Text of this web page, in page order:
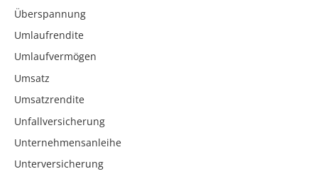
Überspannung
Umlaufrendite
Umlaufvermögen
Umsatz
Umsatzrendite
Unfallversicherung
Unternehmensanleihe
Unterversicherung